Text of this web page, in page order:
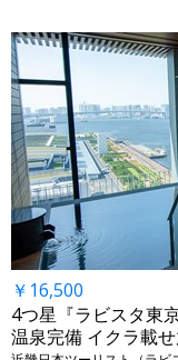
￥16,500
4つ星『ラビスタ東
温泉完備 イクラ載